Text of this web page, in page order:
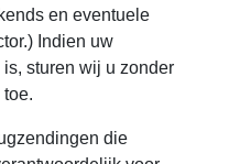
en eventuele
Indien uw
sturen wij u zonder
die